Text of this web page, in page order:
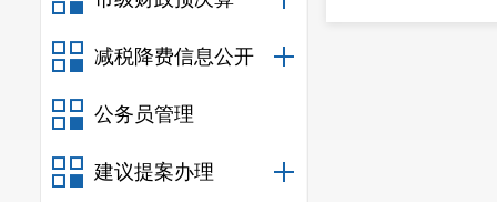
减税降费信息公开
公务员管理
建议提案办理
安宁市文